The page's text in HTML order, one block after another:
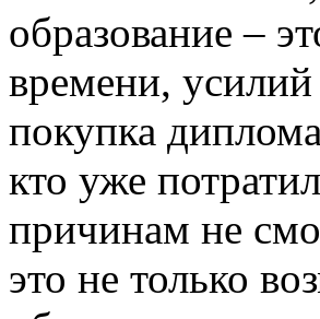
образование –
времени,
покупка
кто уже
причинам не
это не только